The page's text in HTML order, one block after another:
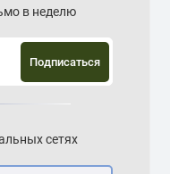
в неделю
Подписаться
сетях